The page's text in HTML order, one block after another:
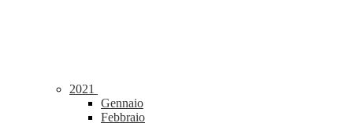
2021
Gennaio
Febbraio